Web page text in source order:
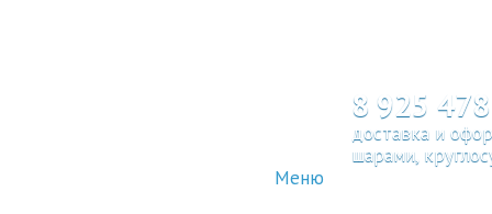
8 925
доставка и
шарами,
Меню